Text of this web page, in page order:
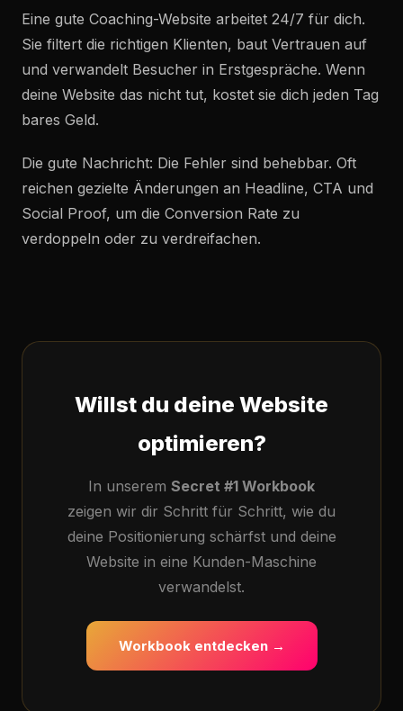
Eine gute Coaching-Website arbeitet 24/7 für dich.
Sie filtert die richtigen Klienten, baut Vertrauen auf
und verwandelt Besucher in Erstgespräche. Wenn
deine Website das nicht tut, kostet sie dich jeden Tag
bares Geld.
Die gute Nachricht: Die Fehler sind behebbar. Oft
reichen gezielte Änderungen an Headline, CTA und
Social Proof, um die Conversion Rate zu
verdoppeln oder zu verdreifachen.
Willst du deine Website
optimieren?
In unserem Secret #1 Workbook
zeigen wir dir Schritt für Schritt, wie du
deine Positionierung schärfst und deine
Website in eine Kunden-Maschine
verwandelst.
Workbook entdecken →